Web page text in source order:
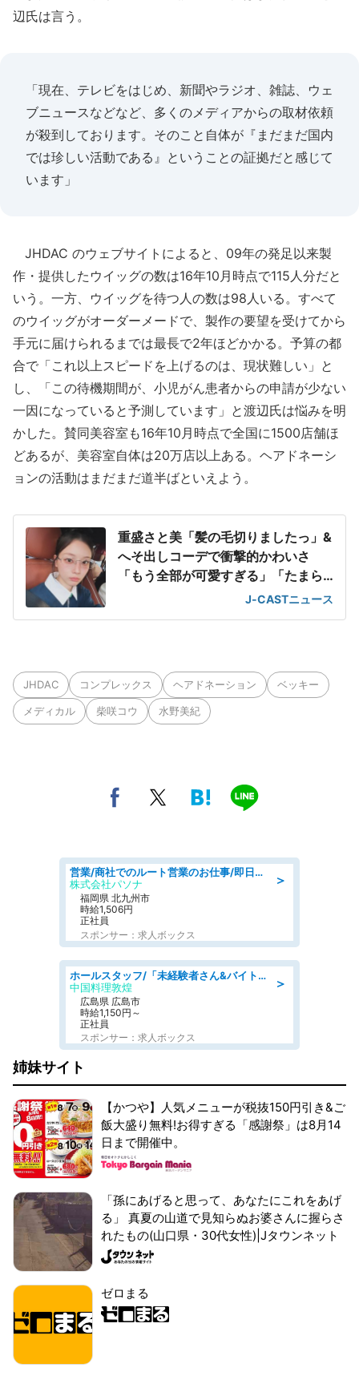
辺氏は言う。
「現在、テレビをはじめ、新聞やラジオ、雑誌、ウェ
ブニュースなどなど、多くのメディアからの取材依頼
が殺到しております。そのこと自体が『まだまだ国内
では珍しい活動である』ということの証拠だと感じて
います」
JHDAC のウェブサイトによると、09年の発足以来製
作・提供したウイッグの数は16年10月時点で115人分だと
いう。一方、ウイッグを待つ人の数は98人いる。すべて
のウイッグがオーダーメードで、製作の要望を受けてから
手元に届けられるまでは最長で2年ほどかかる。予算の都
合で「これ以上スピードを上げるのは、現状難しい」と
し、「この待機期間が、小児がん患者からの申請が少ない
一因になっていると予測しています」と渡辺氏は悩みを明
かした。賛同美容室も16年10月時点で全国に1500店舗ほ
どあるが、美容室自体は20万店以上ある。ヘアドネーシ
ョンの活動はまだまだ道半ばといえよう。
重盛さと美「髪の毛切りましたっ」&
へそ出しコーデで衝撃的かわいさ
「もう全部が可愛すぎる」「たまら
J-CASTニュース
JHDAC コンプレックス ヘアドネーション ベッキー
メディカル 柴咲コウ 水野美紀
＞
営業/商社でのルート営業のお仕事/即日勤務可/車通勤可/営業
株式会社パソナ
福岡県 北九州市
時給1,506円
正社員
スポンサー：求人ボックス
＞
ホールスタッフ/「未経験者さん&バイトデビューも大歓迎」残業ほぼなし×1日3時間〜勤務OK!フォロー体制も充実/広島県/広島市南区
中国料理敦煌
広島県 広島市
時給1,150円～
正社員
スポンサー：求人ボックス
姉妹サイト
【かつや】人気メニューが税抜150円引き&ご
飯大盛り無料!お得すぎる「感謝祭」は8月14
日まで開催中。
「孫にあげると思って、あなたにこれをあげ
る」 真夏の山道で見知らぬお婆さんに握らさ
れたもの(山口県・30代女性)|Jタウンネット
ゼロまる